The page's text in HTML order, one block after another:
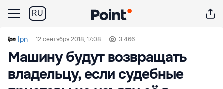
RU
Ipn 12 сентября 2018, 17:08 3 466
Машину будут возвращать
владельцу, если судебные